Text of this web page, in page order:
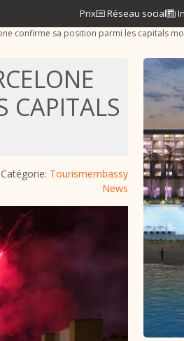
Prix Réseau social
confirme sa position parmi les capitals
CAPITALS
Catégorie: Tourismembassy
News